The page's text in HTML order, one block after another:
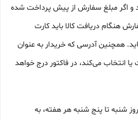
و اگر مبلغ سفارش از پیش پرداخت شده
هنگام دریافت کالا باید کارت
همچنین آدرسی که خریدار به عنوان
انتخاب می‌کند، در فاکتور درج خواهد
روز شنبه تا پنج شنبه هر هفته، به